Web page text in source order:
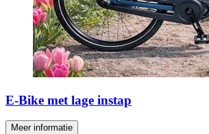
E-Bike met lage instap
Meer informatie